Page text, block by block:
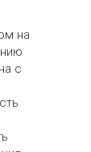
на
с